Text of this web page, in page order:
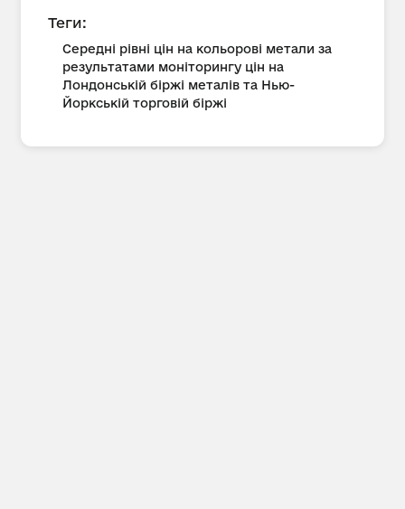
Теги:
Середні рівні цін на кольорові метали за
результатами моніторингу цін на
Лондонській біржі металів та Нью-
Йоркській торговій біржі